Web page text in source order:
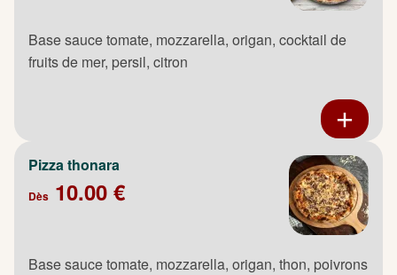
Base sauce tomate, mozzarella, origan, cocktail de
fruits de mer, persil, citron
Pizza thonara
Dès 10.00 €
Base sauce tomate, mozzarella, origan, thon, poivrons